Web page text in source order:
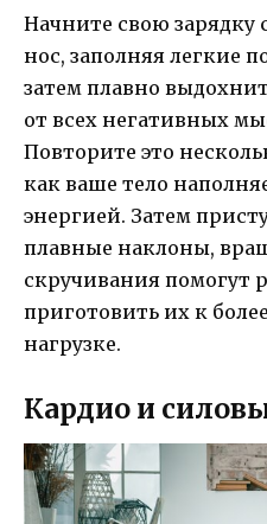
Начните свою зарядку
нос, заполняя легкие
затем плавно
от всех негативных
Повторите это
как ваше тело
энергией. Затем
плавные наклоны,
скручивания помогут
приготовить их к
нагрузке.
Кардио и